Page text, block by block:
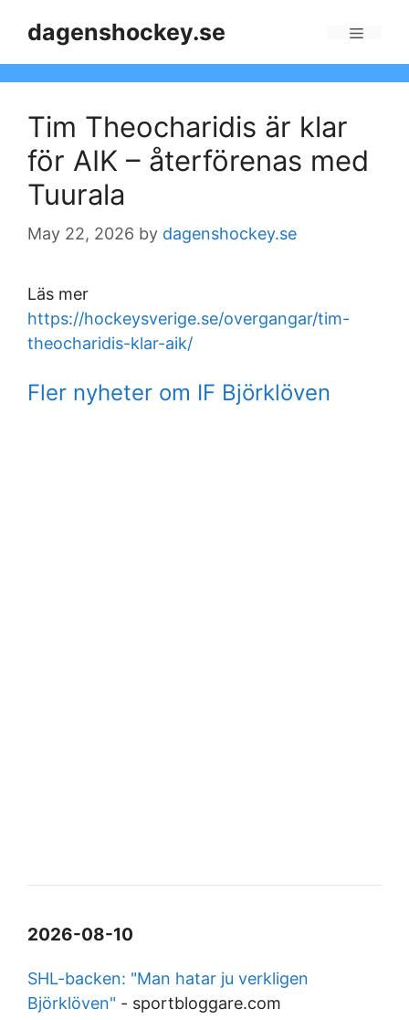
dagenshockey.se
Tim Theocharidis är klar
för AIK – återförenas med
Tuurala
May 22, 2026 by dagenshockey.se
Läs mer
https://hockeysverige.se/overgangar/tim-
theocharidis-klar-aik/
Fler nyheter om IF Björklöven
2026-08-10
SHL-backen: "Man hatar ju verkligen
Björklöven" - sportbloggare.com